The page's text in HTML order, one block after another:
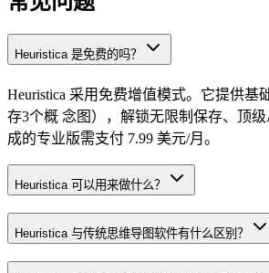
Heuristica 是免费的吗？
Heuristica 采用免费增值模式。它提供基
存3个概 念图），解锁无限制保存、顶
成的专业版需支付 7.99 美元/月。
Heuristica 可以用来做什么？
Heuristica 与传统思维导图软件有什么区别？